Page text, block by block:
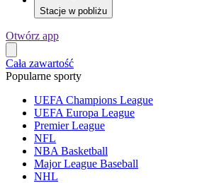
Stacje w pobliżu
Otwórz app
Cała zawartość
Popularne sporty
UEFA Champions League
UEFA Europa League
Premier League
NFL
NBA Basketball
Major League Baseball
NHL